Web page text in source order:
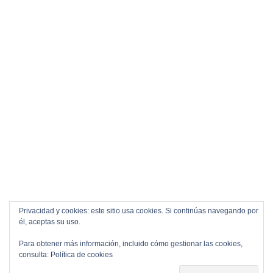
Privacidad y cookies: este sitio usa cookies. Si continúas navegando por
él, aceptas su uso.
Para obtener más información, incluido cómo gestionar las cookies,
consulta: Política de cookies